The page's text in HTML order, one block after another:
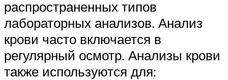
распространенных типов
лабораторных анализов. Анализ
крови часто включается в
регулярный осмотр. Анализы крови
также используются для: